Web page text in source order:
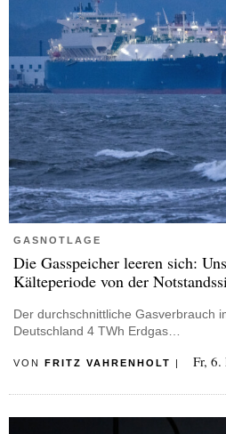
GASNOTLAGE
Die Gasspeicher leeren sich:
Kälteperiode von der
Der durchschnittliche Gasverbrauch
Deutschland 4 TWh Erdgas…
VON FRITZ VAHRENHOLT | Fr, 6.